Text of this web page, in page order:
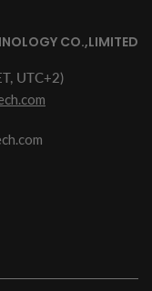
CO.,LIMITED
UTC+2)